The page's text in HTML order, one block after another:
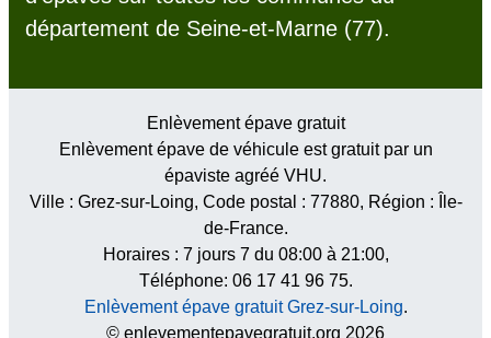
département de Seine-et-Marne (77).
Enlèvement épave gratuit
Enlèvement épave de véhicule est gratuit par un
épaviste agréé VHU.
Ville : Grez-sur-Loing, Code postal : 77880, Région :
Île-
de-France.
Horaires : 7 jours 7 du 08:00 à 21:00,
Téléphone: 06 17 41 96 75.
Enlèvement épave gratuit Grez-sur-Loing.
© enlevementepavegratuit.org 2026